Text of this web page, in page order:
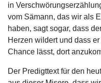
in
vom Sämann, das wir als
haben, sagt sogar, dass
Herzen wildert und dass
Chance lässt, dort
Der Predigttext für den